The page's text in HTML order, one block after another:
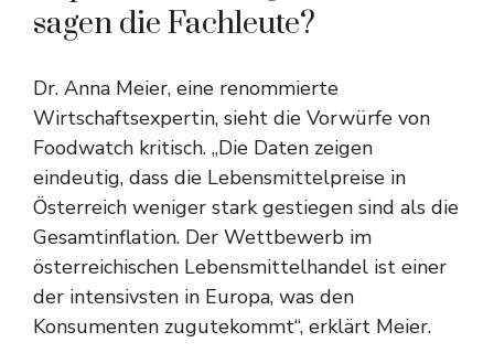
sagen die Fachleute?
Dr. Anna Meier, eine renommierte
Wirtschaftsexpertin, sieht die Vorwürfe von
Foodwatch kritisch. „Die Daten zeigen
eindeutig, dass die Lebensmittelpreise in
Österreich weniger stark gestiegen sind als die
Gesamtinflation. Der Wettbewerb im
österreichischen Lebensmittelhandel ist einer
der intensivsten in Europa, was den
Konsumenten zugutekommt“, erklärt Meier.